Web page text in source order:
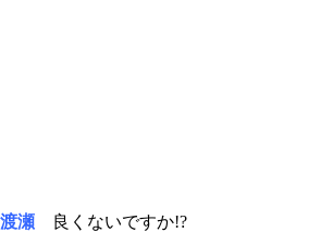
渡瀬 良くないですか!?